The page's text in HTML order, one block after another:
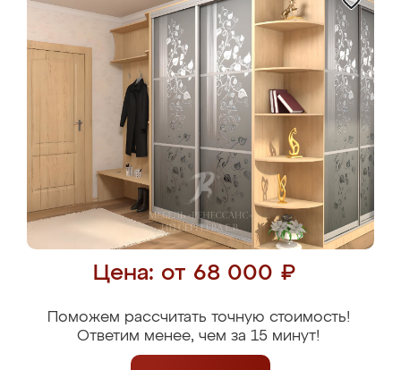
Цена: от 68 000 ₽
Поможем рассчитать точную стоимость!
Ответим менее, чем за 15 минут!